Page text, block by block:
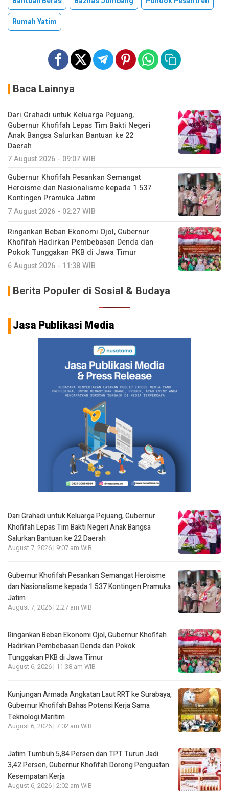
Rumah Yatim
Baca Lainnya
Dari Grahadi untuk Keluarga Pejuang,
Gubernur Khofifah Lepas Tim Bakti Negeri
Anak Bangsa Salurkan Bantuan ke 22
Daerah
7 August 2026 - 09:07 WIB
Gubernur Khofifah Pesankan Semangat
Heroisme dan Nasionalisme kepada 1.537
Kontingen Pramuka Jatim
7 August 2026 - 02:27 WIB
Ringankan Beban Ekonomi Ojol, Gubernur
Khofifah Hadirkan Pembebasan Denda dan
Pokok Tunggakan PKB di Jawa Timur
6 August 2026 - 11:38 WIB
Berita Populer di Sosial & Budaya
Jasa Publikasi Media
Dari Grahadi untuk Keluarga Pejuang, Gubernur
Khofifah Lepas Tim Bakti Negeri Anak Bangsa
Salurkan Bantuan ke 22 Daerah
August 7, 2026 | 9:07 am WIB
Gubernur Khofifah Pesankan Semangat Heroisme
dan Nasionalisme kepada 1.537 Kontingen Pramuka
Jatim
August 7, 2026 | 2:27 am WIB
Ringankan Beban Ekonomi Ojol, Gubernur Khofifah
Hadirkan Pembebasan Denda dan Pokok
Tunggakan PKB di Jawa Timur
August 6, 2026 | 11:38 am WIB
Kunjungan Armada Angkatan Laut RRT ke Surabaya,
Gubernur Khofifah Bahas Potensi Kerja Sama
Teknologi Maritim
August 6, 2026 | 7:02 am WIB
Jatim Tumbuh 5,84 Persen dan TPT Turun Jadi
3,42 Persen, Gubernur Khofifah Dorong Penguatan
Kesempatan Kerja
August 6, 2026 | 2:02 am WIB